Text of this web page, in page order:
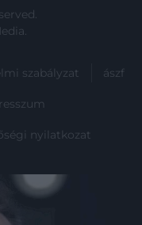
.
szabályzat ászf
nyilatkozat